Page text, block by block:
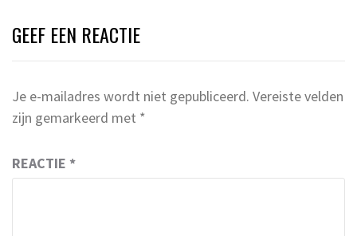
GEEF EEN REACTIE
Je e-mailadres wordt niet gepubliceerd. Vereiste velden
zijn gemarkeerd met *
REACTIE *